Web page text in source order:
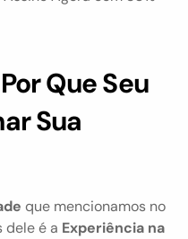
Que Seu
Sua
que mencionamos no
dele é a Experiência na